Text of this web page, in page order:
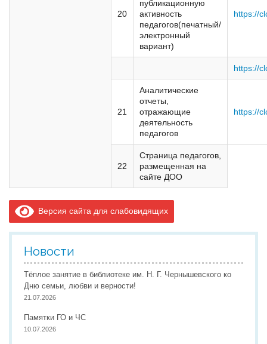
20
публикационную
активность
педагогов(печатный/
электронный
вариант)
https://
https://
21
Аналитические
отчеты,
отражающие
деятельность
педагогов
https://
22
Страница педагогов,
размещенная на
сайте ДОО
Версия сайта для слабовидящих
Новости
Тёплое занятие в библиотеке им. Н. Г. Чернышевского ко
Дню семьи, любви и верности!
21.07.2026
Памятки ГО и ЧС
10.07.2026